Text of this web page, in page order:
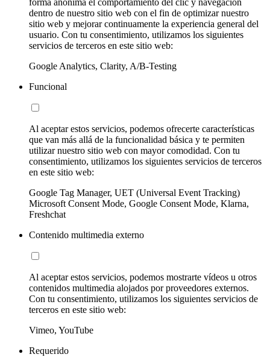
dentro de nuestro sitio web con el fin de optimizar nuestro
sitio web y mejorar continuamente la experiencia general del
usuario. Con tu consentimiento, utilizamos los siguientes
servicios de terceros en este sitio web:
Google Analytics, Clarity, A/B-Testing
Funcional
Al aceptar estos servicios, podemos ofrecerte características
que van más allá de la funcionalidad básica y te permiten
utilizar nuestro sitio web con mayor comodidad. Con tu
consentimiento, utilizamos los siguientes servicios de terceros
en este sitio web:
Google Tag Manager, UET (Universal Event Tracking)
Microsoft Consent Mode, Google Consent Mode, Klarna,
Freshchat
Contenido multimedia externo
Al aceptar estos servicios, podemos mostrarte vídeos u otros
contenidos multimedia alojados por proveedores externos.
Con tu consentimiento, utilizamos los siguientes servicios de
terceros en este sitio web:
Vimeo, YouTube
Requerido